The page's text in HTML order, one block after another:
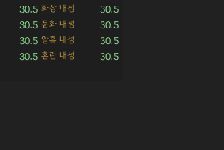
30.5 화상 내성 30.5
30.5 둔화 내성 30.5
30.5 암흑 내성 30.5
30.5 혼란 내성 30.5